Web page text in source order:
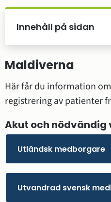
Innehåll på sidan
Maldiverna
Här får du information
registrering av patienter
Akut och nödvändig
Utländsk medborgare
Utvandrad svensk